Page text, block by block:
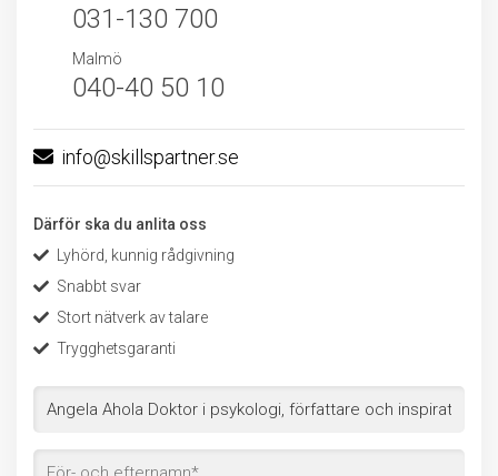
031-130 700
Malmö
040-40 50 10
info@skillspartner.se
Därför ska du anlita oss
Lyhörd, kunnig rådgivning
Snabbt svar
Stort nätverk av talare
Trygghetsgaranti